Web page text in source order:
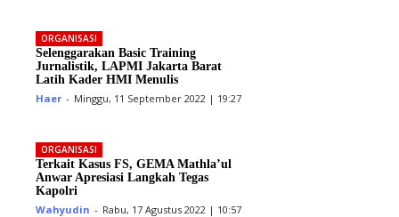
ORGANISASI
Selenggarakan Basic Training
Jurnalistik, LAPMI Jakarta Barat
Latih Kader HMI Menulis
Haer - Minggu, 11 September 2022 | 19:27
ORGANISASI
Terkait Kasus FS, GEMA Mathla’ul
Anwar Apresiasi Langkah Tegas
Kapolri
Wahyudin - Rabu, 17 Agustus 2022 | 10:57